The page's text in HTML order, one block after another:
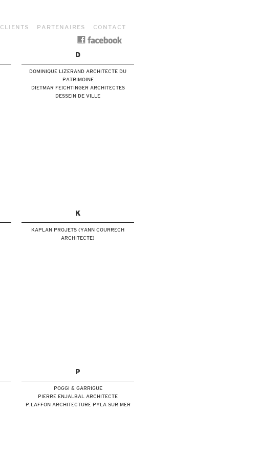
CLIENTS PARTENAIRES CONTACT
D
DOMINIQUE LIZERAND ARCHITECTE DU
PATRIMOINE
DIETMAR FEICHTINGER ARCHITECTES
DESSEIN DE VILLE
K
KAPLAN PROJETS (YANN COURRECH
ARCHITECTE)
P
POGGI & GARRIGUE
PIERRE ENJALBAL ARCHITECTE
P.LAFFON ARCHITECTURE PYLA SUR MER